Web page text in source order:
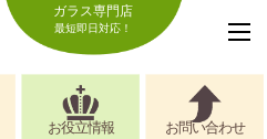
ガラス専門店
最短即日対応！
お役立情報 お問い合わせ